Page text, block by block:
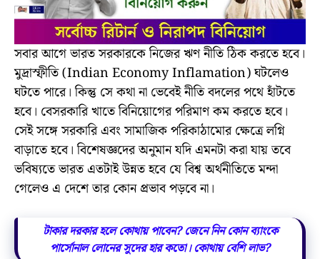
সবার আগে ভারত সরকারকে নিজের ঋণ নীতি ঠিক করতে হবে।
মুদ্রাস্ফীতি (Indian Economy Inflamation) ঘটলেও
ঘটতে পারে। কিন্তু সে কথা না ভেবেই নীতি বদলের পথে হাঁটতে
হবে। বেসরকারি খাতে বিনিয়োগের পরিমাণ কম করতে হবে।
সেই সঙ্গে সরকারি এবং সামাজিক পরিকাঠামোর ক্ষেত্রে লগ্নি
বাড়াতে হবে। বিশেষজ্ঞদের অনুমান যদি এমনটা করা যায় তবে
ভবিষ্যতে ভারত এতটাই উন্নত হবে যে বিশ্ব অর্থনীতিতে মন্দা
গেলেও এ দেশে তার কোন প্রভাব পড়বে না।
টাকার দরকার হলে কোথায় পাবেন? জেনে নিন কোন ব্যাংকে
পার্সোনাল লোনের সুদের হার কতো। কোথায় বেশি লাভ?